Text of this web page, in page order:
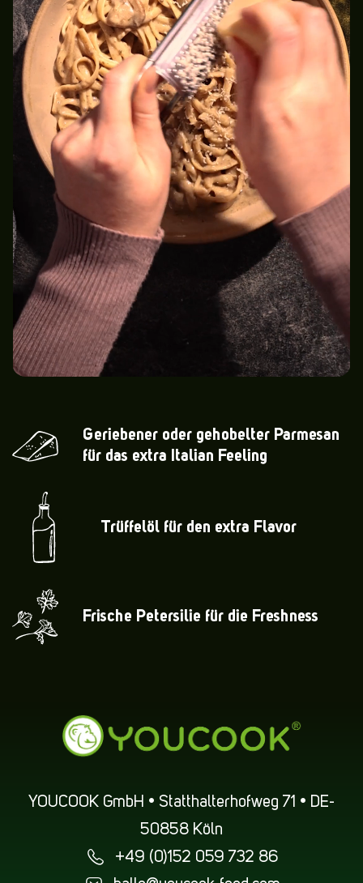
Geriebener oder gehobelter Parmesan
für das extra Italian Feeling
Trüffelöl für den extra Flavor
Frische Petersilie für die Freshness
+49 (0)152 059 732 86
YOUCOOK GmbH • Statthalterhofweg 71 • DE-
50858 Köln